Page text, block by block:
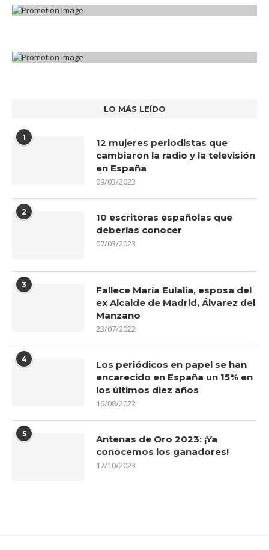
LO MÁS LEÍDO
1
12 mujeres periodistas que
cambiaron la radio y la televisión
en España
09/03/2023
2
10 escritoras españolas que
deberías conocer
07/03/2023
3
Fallece María Eulalia, esposa del
ex Alcalde de Madrid, Álvarez del
Manzano
23/07/2022
4
Los periódicos en papel se han
encarecido en España un 15% en
los últimos diez años
16/08/2022
5
Antenas de Oro 2023: ¡Ya
conocemos los ganadores!
17/10/2023